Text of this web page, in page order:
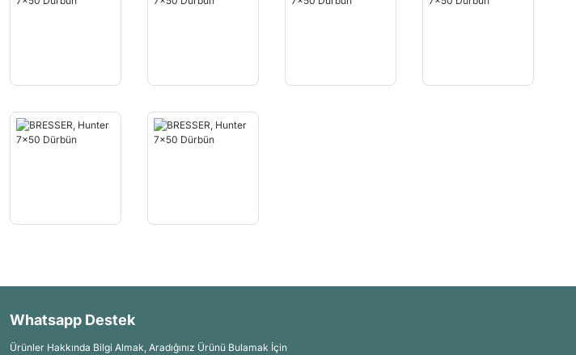
Whatsapp Destek
Ürünler Hakkında Bilgi Almak, Aradığınız Ürünü Bulamak İçin